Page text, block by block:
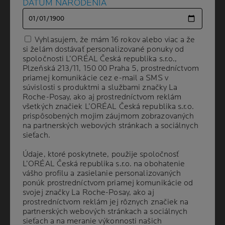
OBJEM
Shade02 Golden pink
ODPORÚČANÉ
DERMATOLÓGMI
Prirodzene zdravý jas pre vašu pleť.
Vhodná na všetky typy pleti, špeciálne vytvorená
na citlivú pleť.
DÁTUM NARODENIA
Vyhlasujem, že mám 16 rokov alebo viac a že
si želám dostávať personalizované ponuky od
spoločnosti L’ORÉAL Česká republika s.r.o.,
Plzeňská 213/11, 150 00 Praha 5, prostredníctvom
priamej komunikácie cez e-mail a SMS v
súvislosti s produktmi a službami značky La
Roche-Posay, ako aj prostredníctvom reklám
všetkých značiek L’ORÉAL Česká republika s.r.o.
prispôsobených mojim záujmom zobrazovaných
na partnerských webových stránkach a sociálnych
sieťach.
Údaje, ktoré poskytnete, použije spoločnosť
L’ORÉAL Česká republika s.r.o. na obohatenie
vášho profilu a zasielanie personalizovaných
ponúk prostredníctvom priamej komunikácie od
svojej značky La Roche-Posay, ako aj
prostredníctvom reklám jej rôznych značiek na
partnerských webových stránkach a sociálnych
sieťach a na meranie výkonnosti našich
DÁTUM NARODENIA
Vyhlasujem, že mám 16 rokov alebo viac a že
si želám dostávať personalizované ponuky od
spoločnosti L’ORÉAL Česká republika s.r.o.,
Plzeňská 213/11, 150 00 Praha 5, prostredníctvom
priamej komunikácie cez e-mail a SMS v
súvislosti s produktmi a službami značky La
Roche-Posay, ako aj prostredníctvom reklám
všetkých značiek L’ORÉAL Česká republika s.r.o.
prispôsobených mojim záujmom zobrazovaných
na partnerských webových stránkach a sociálnych
sieťach.
Údaje, ktoré poskytnete, použije spoločnosť
L’ORÉAL Česká republika s.r.o. na obohatenie
vášho profilu a zasielanie personalizovaných
ponúk prostredníctvom priamej komunikácie od
svojej značky La Roche-Posay, ako aj
prostredníctvom reklám jej rôznych značiek na
partnerských webových stránkach a sociálnych
sieťach a na meranie výkonnosti našich